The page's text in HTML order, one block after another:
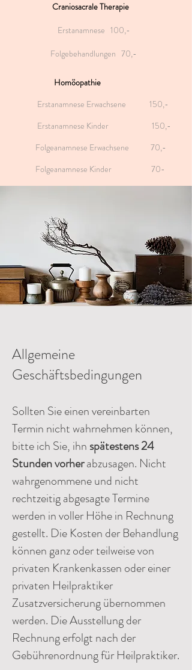
Craniosacrale Therapie
Erstanamnese 100,-
Folgebehandlungen 70,-
Homöopathie
Erstanamnese Erwachsene 150,-
Erstanamnese Kinder 150,-
Folgeanamnese Erwachsene 70,-
Folgeanamnese Kinder 70-
Allgemeine
Geschäftsbedingungen
Sollten Sie einen vereinbarten
Termin nicht wahrnehmen können,
bitte ich Sie, ihn spätestens 24
Stunden vorherabzusagen. Nicht
wahrgenommene und nicht
rechtzeitig abgesagte Termine
werden in voller Höhe in Rechnung
gestellt. Die Kosten der Behandlung
können ganz oder teilweise von
privaten Krankenkassen oder einer
privaten Heilpraktiker
Zusatzversicherung übernommen
werden. Die Ausstellung der
Rechnung erfolgt nach der
Gebührenordnung für Heilpraktiker.